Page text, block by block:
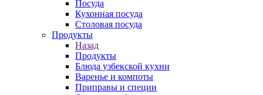
Посуда
Кухонная посуда
Столовая посуда
Продукты
Назад
Продукты
Блюда узбекской кухни
Варенье и компоты
Приправы и специи